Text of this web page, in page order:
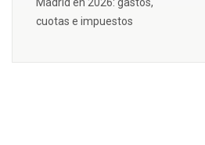
cuotas e impuestos